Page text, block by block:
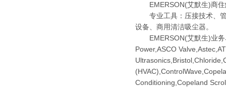
EMERSON(艾默生)商住
专业工具​：压接技术、管
设备、商用清洁吸尘器。
EMERSON(艾默生)业务
Power,ASCO
Conditioning,Copeland